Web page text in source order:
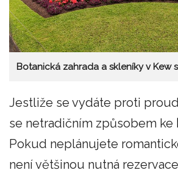
Botanická zahrada a skleníky v Kew
Jestliže se vydáte proti
se netradičním způsobem ke
Pokud neplánujete
není většinou nutná